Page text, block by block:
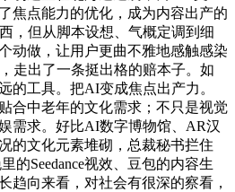
焦点能力的优化，成为内容出产的
，但从脚本设想、气概定调到细
动做，让用户更曲不雅地感触感染
走出了一条挺出格的赔本子。如
的工具。把AI变成焦点出产力。
合中老年的文化需求；不只是视觉
需求。好比AI数字博物馆、AR汉
的文化元素堆砌，总裁秘书拦住
的Seedance视效、豆包的内容生
趋向来看，对社会有很深的察看，